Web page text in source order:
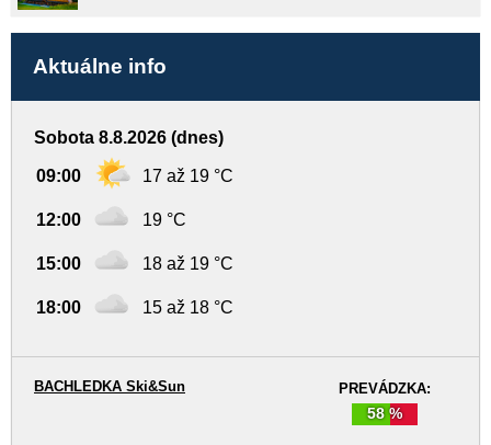
Aktuálne info
Sobota 8.8.2026 (dnes)
09:00 17 až 19 °C
12:00 19 °C
15:00 18 až 19 °C
18:00 15 až 18 °C
PREVÁDZKA:
58 %
BACHLEDKA Ski&Sun